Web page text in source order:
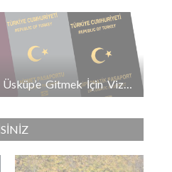
Üsküp Vize İstiyor Mu? Üsküp’e Gitmek İçin Vize Gerekli Mi?